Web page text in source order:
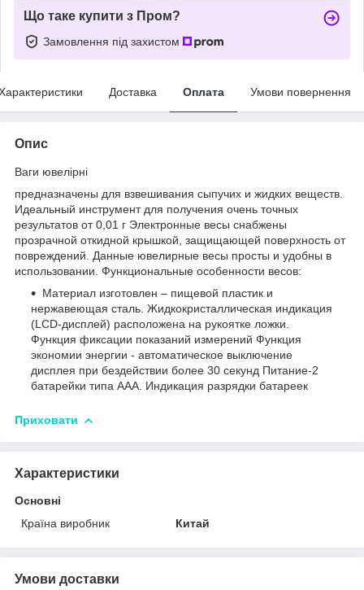
Що таке купити з Пром?
Замовлення під захистом
Доставка Оплата Умови повернення
Опис
Ваги ювелірні
предназначены для взвешивания сыпучих и жидких веществ.
Идеальный инструмент для получения очень точных
результатов от 0,01 г Электронные весы снабжены
прозрачной откидной крышкой, защищающей поверхность от
повреждений. Данные ювелирные весы просты и удобны в
использовании. Функциональные особенности весов:
Материал изготовлен – пищевой пластик и
нержавеющая сталь. Жидкокристаллическая индикация
(LCD-дисплей) расположена на рукоятке ложки.
Функция фиксации показаний измерений Функция
экономии энергии - автоматическое выключение
дисплея при бездействии более 30 секунд Питание-2
батарейки типа ААА. Индикация разрядки батареек
Приховати
Характеристики
Основні
Країна виробник
Китай
Умови доставки